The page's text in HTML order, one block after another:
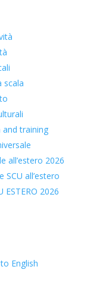
scala
and training
all’estero 2026
SCU all’estero
ESTERO 2026